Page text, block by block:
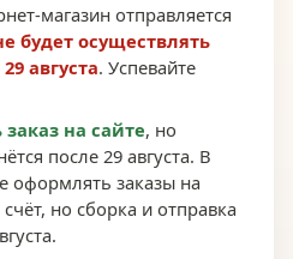
магазин отправляется
будет осуществлять
августа. Успевайте
на сайте, но
после 29 августа. В
оформлять заказы на
но сборка и отправка